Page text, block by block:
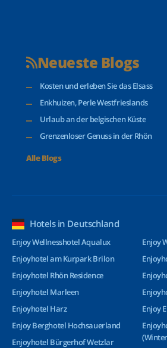
Neueste Blogs
Kosten und erleben Sie das Elsass
Enkhuizen, Perle Westfrieslands
Urlaub an der belgischen Küste
Grenzenloser Genuss in der Rhön
Alle Blogs
Hotels in Deutschland
Enjoy Wellnesshotel Aqualux
Enjoyhotel am Kurpark Brilon
Enjoyhotel Rhön Residence
Enjoyhotel Marleen
Enjoyhotel Harz
Enjoy Berghotel Hochsauerland
Enjoyhotel Bürgerhof Wetzlar
Enjoy
Enjoy